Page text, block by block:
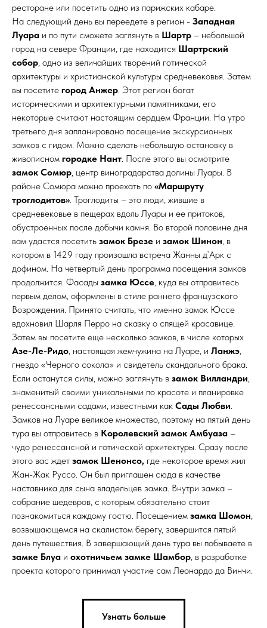
ресторане или посетить одно из парижских кабаре.
На следующий день вы переедете в регион - Западная
Луара и по пути сможете заглянуть в Шартр – небольшой
город на севере Франции, где находится Шартрский
собор, одно из величайших творений готической
архитектуры и христианской культуры средневековья. Затем
вы посетите город Анжер. Этот регион богат
историческими и архитектурными памятниками, его
некоторые считают настоящим сердцем Франции. На утро
третьего дня запланировано посещение экскурсионных
замков с гидом. Можно сделать небольшую остановку в
живописном городке Нант. После этого вы осмотрите
замок Сомюр, центр виноградарства долины Луары. В
районе Сомюра можно проехать по «Маршруту
троглодитов». Троглодиты – это люди, жившие в
средневековье в пещерах вдоль Луары и ее притоков,
обустроенных после добычи камня. Во второй половине дня
вам удастся посетить замок Брезе и замок Шинон, в
котором в 1429 году произошла встреча Жанны д`Арк с
дофином. На четвертый день программа посещения замков
продолжится. Фасады замка Юссе, куда вы отправитесь
первым делом, оформлены в стиле раннего французского
Возрождения. Принято считать, что именно замок Юссе
вдохновил Шарля Перро на сказку о спящей красавице.
Затем вы посетите еще несколько замков, в числе которых
Азе-Ле-Ридо, настоящая жемчужина на Луаре, и Ланжэ,
гнездо «Черного сокола» и свидетель скандального брака.
Если останутся силы, можно заглянуть в замок Вилландри,
знаменитый своими уникальными по красоте и планировке
ренессансными садами, известными как Сады Любви.
Замков на Луаре великое множество, поэтому на пятый день
тура вы отправитесь в Королевский замок Амбуаза –
чудо ренессансной и готической архитектуры. Сразу после
этого вас ждет замок Шенонсо, где некоторое время жил
Жан-Жак Руссо. Он был приглашен сюда в качестве
наставника для сына владельцев замка. Внутри замка –
собрание шедевров, с которым обязательно стоит
познакомиться каждому гостю. Посещением замка Шомон,
возвышающемся на скалистом берегу, завершится пятый
день путешествия. В завершающий день тура вы побываете в
замке Блуа и охотничьем замке Шамбор, в разработке
проекта которого принимал участие сам Леонардо да Винчи.
Узнать больше